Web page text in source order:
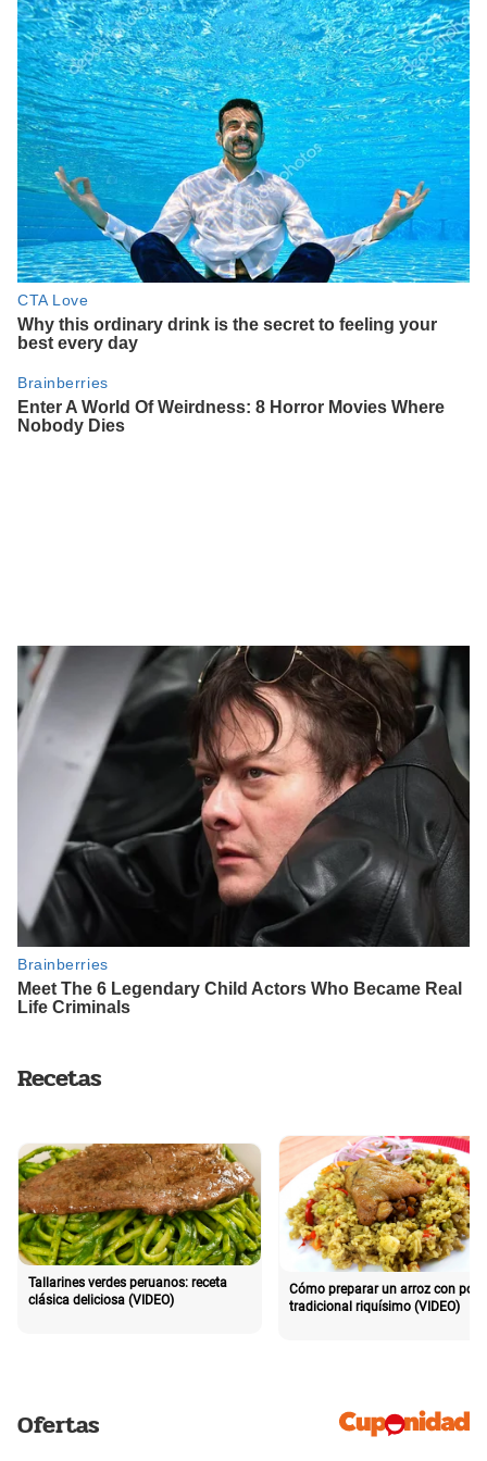
Recetas
Tallarines verdes peruanos: receta
clásica deliciosa (VIDEO)
Cómo preparar un arroz con pollo
tradicional riquísimo (VIDEO)
Ofertas